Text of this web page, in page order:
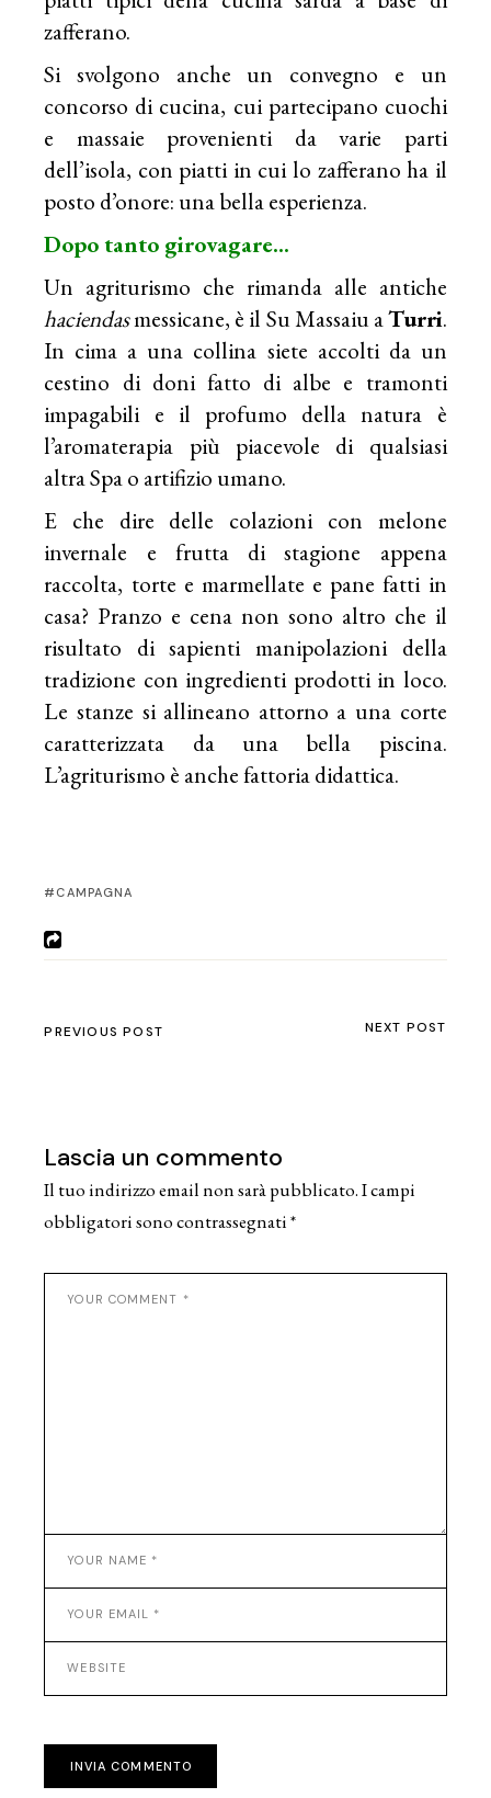
zafferano.
Si svolgono anche un convegno e un
concorso di cucina, cui partecipano cuochi
e massaie provenienti da varie parti
dell’isola, con piatti in cui lo zafferano ha il
posto d’onore: una bella esperienza.
Dopo tanto girovagare…
Un agriturismo che rimanda alle antiche
haciendasmessicane, è il Su MassaiuaTurri.
In cima a una collina siete accolti da un
cestino di doni fatto di albe e tramonti
impagabili e il profumo della natura è
l’aromaterapia più piacevole di qualsiasi
altra Spa o artifizio umano.
E che dire delle colazioni con melone
invernale e frutta di stagione appena
raccolta, torte e marmellate e pane fatti in
casa? Pranzo e cena non sono altro che il
risultato di sapienti manipolazioni della
tradizione con ingredienti prodotti in loco.
Le stanze si allineano attorno a una corte
caratterizzata da una bella piscina.
L’agriturismo è anche fattoria didattica.
CAMPAGNA
PREVIOUS POST NEXT POST
Lascia un commento
Il tuo indirizzo email non sarà pubblicato.I campi
obbligatori sono contrassegnati*
INVIA COMMENTO